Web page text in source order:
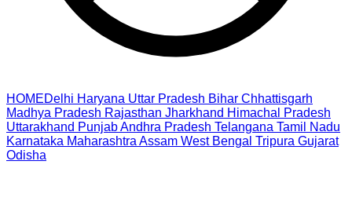
HOMEDelhi Haryana Uttar Pradesh Bihar Chhattisgarh
Madhya Pradesh Rajasthan Jharkhand Himachal Pradesh
Uttarakhand PunjabAndhra Pradesh Telangana Tamil Nadu
Karnataka Maharashtra Assam West Bengal Tripura Gujarat
Odisha